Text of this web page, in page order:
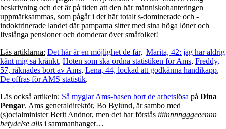
beskrivning och det är på tiden att den här människohanteringen
uppmärksammas, som pågår i det här totalt s-dominerade och -
indoktrinerade landet där pamparna sitter med sina höga löner och
livslånga pensioner och domderar över småfolket!
Läs artiklarna: Det här är en möjlighet de får, Marita, 42: jag har aldrig
känt mig så kränkt, Hoten som ska ordna statistiken för Ams, Freddy,
57, räknades bort av Ams, Lena, 44, lockad att godkänna handikapp,
De offras för AMS statistik.
Läs också artikeln: Så myglar Ams-basen bort de arbetslösa på Dina
Pengar. Ams generaldirektör, Bo Bylund, är sambo med
(s)ocialminister Berit Andnor, men det har förstås iiiinnnngggeeennn
betydelse alls i sammanhanget…